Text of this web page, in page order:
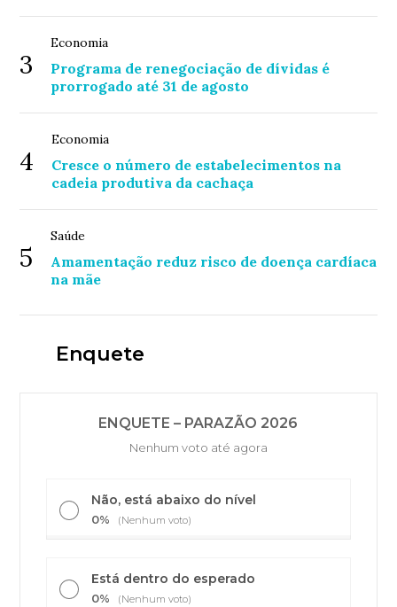
3
Economia
Programa de renegociação de dívidas é
prorrogado até 31 de agosto
4
Economia
Cresce o número de estabelecimentos na
cadeia produtiva da cachaça
5
Saúde
Amamentação reduz risco de doença cardíaca
na mãe
Enquete
ENQUETE – PARAZÃO 2026
Nenhum voto até agora
Não, está abaixo do nível
0% (Nenhum voto)
Está dentro do esperado
0% (Nenhum voto)